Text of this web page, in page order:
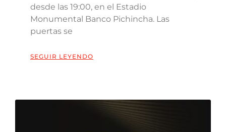
desde las 19:00, en el Estadio
Monumental Banco Pichincha. Las
puertas se
SEGUIR LEYENDO